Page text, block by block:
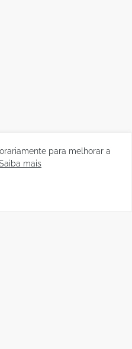
para melhorar a
mais